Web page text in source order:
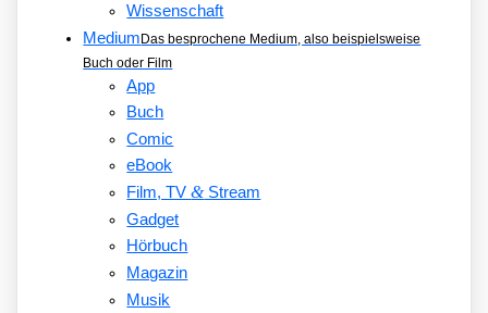
Wissenschaft
MediumDas besprochene Medium, also beispielsweise
Buch oder Film
App
Buch
Comic
eBook
Film, TV&Stream
Gadget
Hörbuch
Magazin
Musik